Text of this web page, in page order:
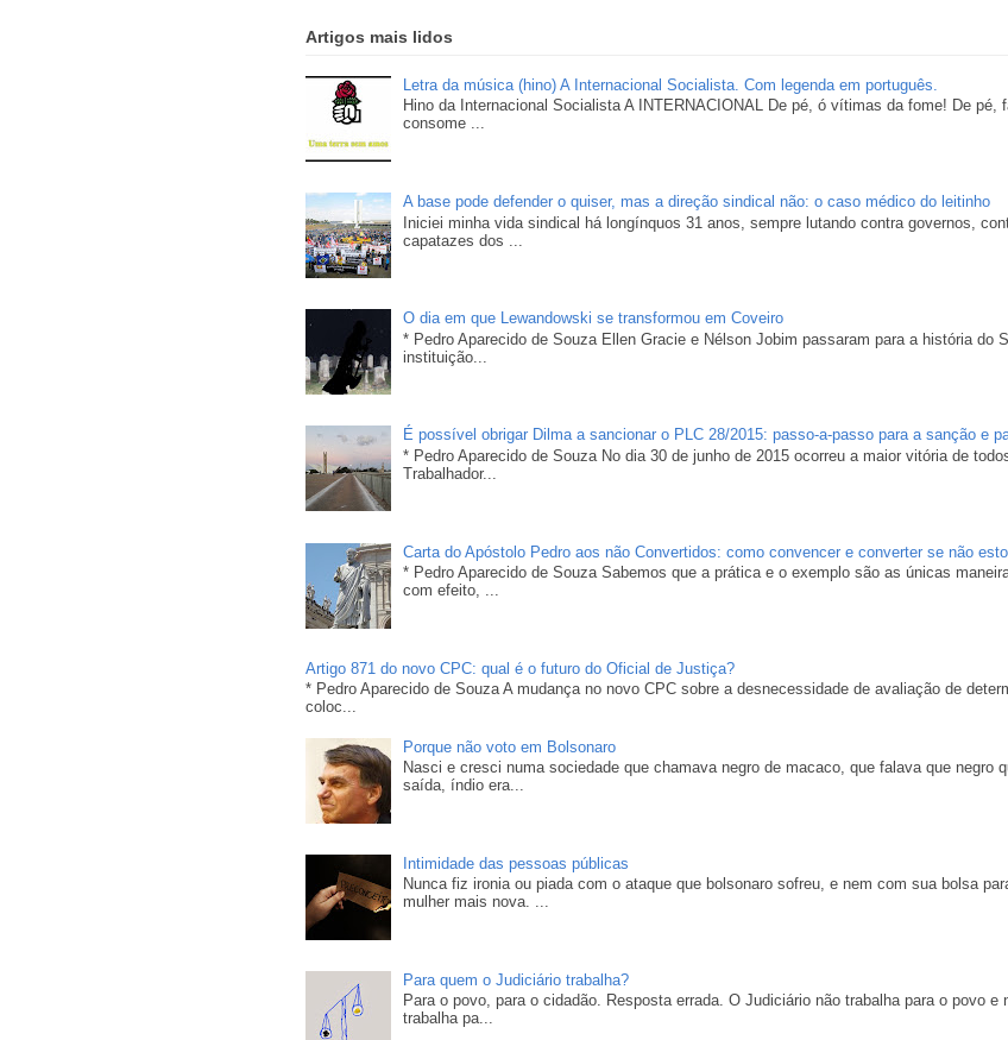
Artigos mais lidos
Letra da música (hino) A Internacional Socialista. Com legenda em português.
Hino da Internacional Socialista A INTERNACIONAL De pé, ó vítimas da fome! De pé,
consome ...
A base pode defender o quiser, mas a direção sindical não: o caso médico do leitinho
Iniciei minha vida sindical há longínquos 31 anos, sempre lutando contra governos,
capatazes dos ...
O dia em que Lewandowski se transformou em Coveiro
* Pedro Aparecido de Souza Ellen Gracie e Nélson Jobim passaram para a história do
instituição...
É possível obrigar Dilma a sancionar o PLC 28/2015: passo-a-passo para a sanção e
* Pedro Aparecido de Souza No dia 30 de junho de 2015 ocorreu a maior vitória de
Trabalhador...
Carta do Apóstolo Pedro aos não Convertidos: como convencer e converter se não
* Pedro Aparecido de Souza Sabemos que a prática e o exemplo são as únicas
com efeito, ...
Artigo 871 do novo CPC: qual é o futuro do Oficial de Justiça?
* Pedro Aparecido de Souza A mudança no novo CPC sobre a desnecessidade de avaliação de
coloc...
Porque não voto em Bolsonaro
Nasci e cresci numa sociedade que chamava negro de macaco, que falava que negro
saída, índio era...
Intimidade das pessoas públicas
Nunca fiz ironia ou piada com o ataque que bolsonaro sofreu, e nem com sua bolsa
mulher mais nova. ...
Para quem o Judiciário trabalha?
Para o povo, para o cidadão. Resposta errada. O Judiciário não trabalha para o povo
trabalha pa...